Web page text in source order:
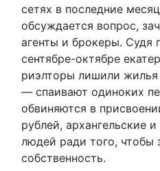
сетях в последние
обсуждается вопрос,
агенты и брокеры.
сентябре-октябре
риэлторы лишили жилья
— спаивают одиноких
обвиняются в
рублей, архангельские
людей ради того, чтобы
собственность.